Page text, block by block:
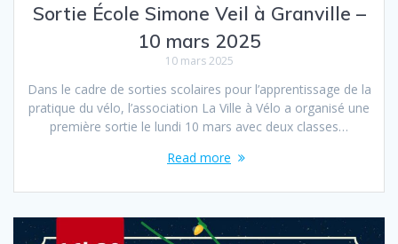
Sortie École Simone Veil à Granville –
10 mars 2025
10 mars 2025
Dans le cadre de sorties scolaires pour l’apprentissage de la
pratique du vélo, l’association La Ville à Vélo a organisé une
première sortie le lundi 10 mars avec deux classes…
Read more